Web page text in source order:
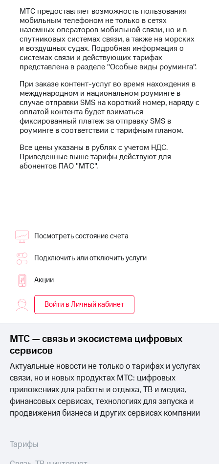
номер
Выбрать
красивый
номер
Заменить
карту
Перейти
на
eSIM
Выберите
и подключите
ТВ
для дома
Акции
Домашний
интернет
ТВ
ТВ
Домашний
телефон
Перейти
Тарифы
Интернет,
ТВ и телефон
для дома
Услуги
Личный
кабинет
интернета
и
ТВ
кабинет
спутникового
ТВ
Видеонаблюдение
мес
МТС
Premium
Подписка
на гигабайты
интернета,
фильмы,
музыка
и многое
другое
Семейная
группа
МТС предоставляет возможность пользования
мобильным телефоном не только в сетях
наземных операторов мобильной связи, но и в
спутниковых системах связи, а также на морских
и воздушных судах. Подробная информация о
системах связи и действующих тарифах
представлена в разделе "Особые виды роуминга".
При заказе контент-услуг во время нахождения в
международном и национальном роуминге в
случае отправки SMS на короткий номер, наряду с
оплатой контента будет взиматься
фиксированный платеж за отправку SMS в
роуминге в соответствии с тарифным планом.
Все цены указаны в рублях с учетом НДС.
Приведенные выше тарифы действуют для
абонентов ПАО "МТС".
Посмотреть состояние счета
Подключить или отключить услуги
Акции
Войти в Личный кабинет
МТС — связь и экосистема цифровых
сервисов
Актуальные новости не только о тарифах и услугах
связи, но и новых продуктах МТС: цифровых
приложениях для работы и отдыха, ТВ и медиа,
финансовых сервисах, технологиях для запуска и
продвижения бизнеса и других сервисах компании
Тарифы